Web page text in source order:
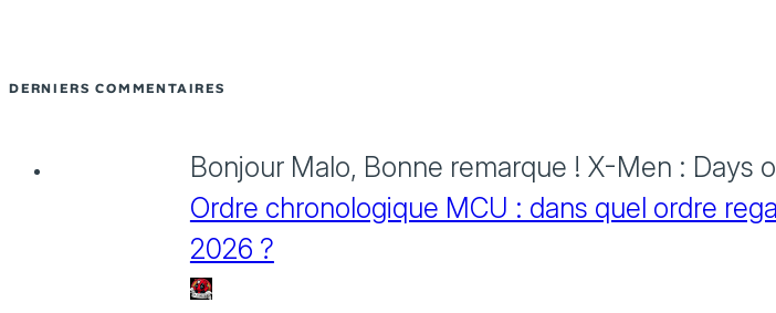
DERNIERS COMMENTAIRES
Bonjour Malo, Bonne remarque ! X-Men : Days
Ordre chronologique MCU : dans quel ordre
2026 ?